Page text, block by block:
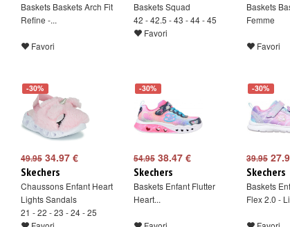
Baskets Baskets Arch Fit
Refine -...
Favori
Baskets Squad
42 - 42.5 - 43 - 44 - 45
Favori
Baskets
Femme
Favori
-30%
49.95 34.97 €
Skechers
Chaussons Enfant Heart
Lights Sandals
21 - 22 - 23 - 24 - 25
-30%
54.95 38.47 €
Skechers
Baskets Enfant Flutter
Heart...
-30%
39.95
Skechers
Baskets
Flex 2.0 -